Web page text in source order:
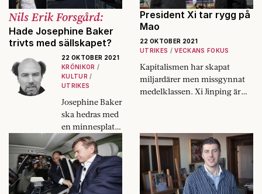
Nils Erik Forsgård:
Hade Josephine Baker
trivts med sällskapet?
22 OKTOBER 2021
KRÖNIKOR
KULTUR
UTRIKES
Josephine Baker
ska hedras med
en minnesplats i
Panthéon i
Paris. Frågan är
om hon gillar
sällskapet med
”revolutionens
President Xi tar rygg på
Mao
22 OKTOBER 2021
UTRIKES
VECKANS FOKUS
Kapitalismen har skapat
miljardärer men missgynnat
medelklassen. Xi Jinping är